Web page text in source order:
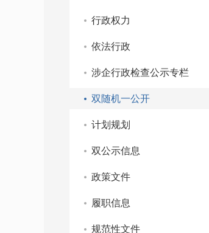
行政权力
依法行政
涉企行政检查公示专栏
双随机一公开
计划规划
双公示信息
政策文件
履职信息
规范性文件